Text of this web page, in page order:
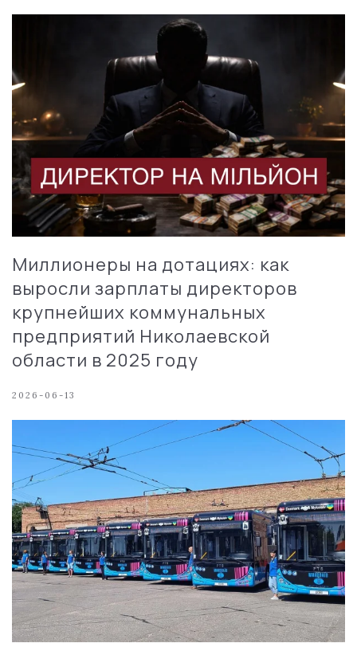
Миллионеры на дотациях: как
выросли зарплаты директоров
крупнейших коммунальных
предприятий Николаевской
области в 2025 году
2026-06-13